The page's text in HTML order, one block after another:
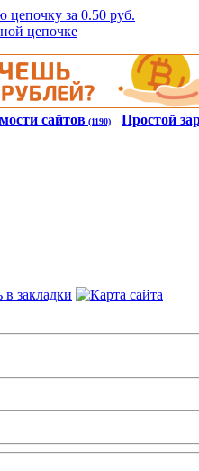
сайтов (1190) Простой